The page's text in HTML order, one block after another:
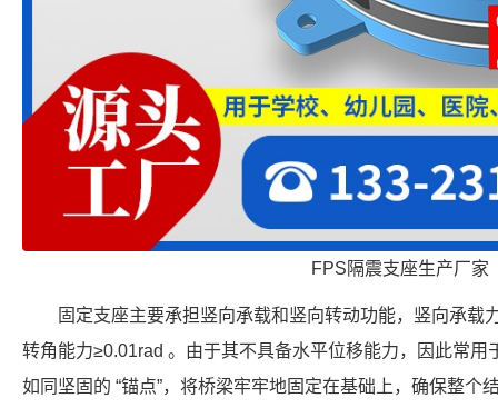
FPS隔震支座生产厂家
固定支座主要承担竖向承载和竖向转动功能，竖向承载
转角能力≥0.01rad 。由于其不具备水平位移能力，因此常
如同坚固的 “锚点”，将桥梁牢牢地固定在基础上，确保整个